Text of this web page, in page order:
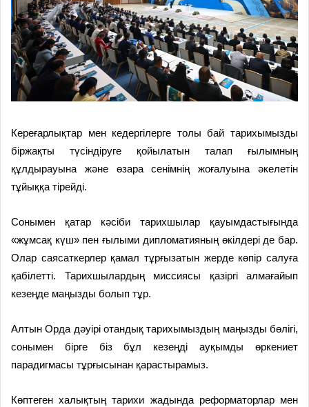
Кереғарлықтар мен кедергілерге толы бай тарихымызды
біржақты түсіндіруге қойылатын талап ғылымның
құлдырауына және өзара сенімнің жоғалуына әкелетін
тұйыққа тірейді.
Сонымен қатар кәсіби тарихшылар қауымдастығында
«жұмсақ күш» пен ғылыми дипломатияның өкілдері де бар.
Олар саясаткерлер қамал тұрғызатын жерде көпір салуға
қабілетті. Тарихшылардың миссиясы қазіргі алмағайып
кезеңде маңызды болып тұр.
Алтын Орда дәуірі отандық тарихымыздың маңызды бөлігі,
сонымен бірге біз бұл кезеңді ауқымды өркениет
парадигмасы тұрғысынан қарастырамыз.
Көптеген халықтың тарихи жадында реформаторлар мен